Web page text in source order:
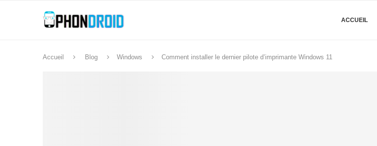
ACCUEIL
Accueil Blog Windows Comment installer le dernier pilote d’imprimante Windows 11